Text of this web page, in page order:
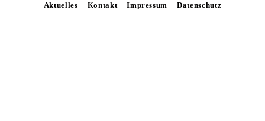
Aktuelles Kontakt Impressum Datenschutz